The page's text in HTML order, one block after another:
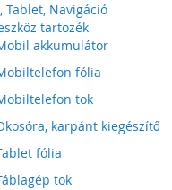
Navigáció
tartozék
akkumulátor
fólia
tok
karpánt kiegészítő
fólia
tok